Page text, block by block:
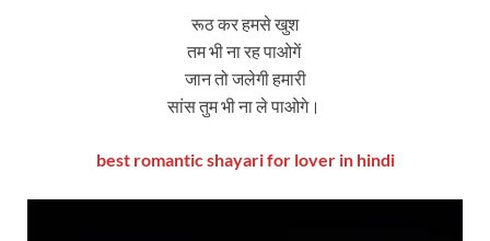
रूठ कर हमसे खुश
तम भी ना रह पाओगें
जान तो जलेगी हमारी
सांस तुम भी ना ले पाओगे।
best romantic shayari for lover in hindi